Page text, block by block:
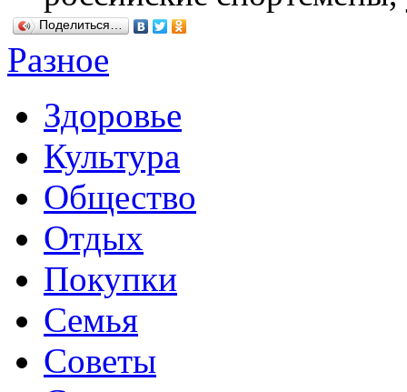
Поделиться…
Разное
Здоровье
Культура
Общество
Отдых
Покупки
Семья
Советы